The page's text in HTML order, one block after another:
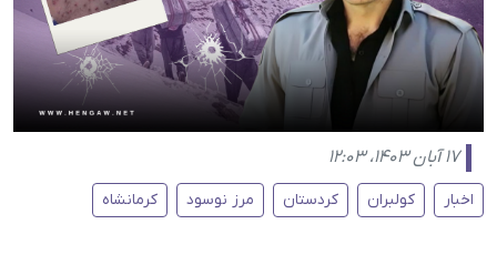
۱۷ آبان ۱۴۰۳، ۱۲:۰۳
اخبار کولبران کردستان مرز نوسود کرمانشاه